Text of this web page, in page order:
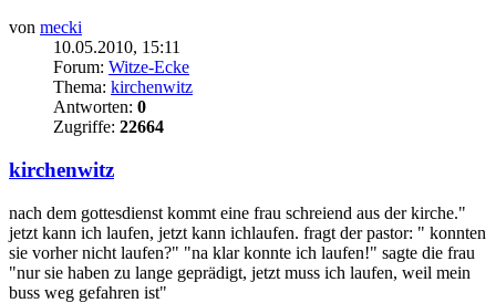
von mecki
10.05.2010, 15:11
Forum: Witze-Ecke
Thema: kirchenwitz
Antworten: 0
Zugriffe: 22664
kirchenwitz
nach dem gottesdienst kommt eine frau schreiend aus der kirche."
jetzt kann ich laufen, jetzt kann ichlaufen. fragt der pastor: " konnten
sie vorher nicht laufen?" "na klar konnte ich laufen!" sagte die frau
"nur sie haben zu lange geprädigt, jetzt muss ich laufen, weil mein
buss weg gefahren ist"